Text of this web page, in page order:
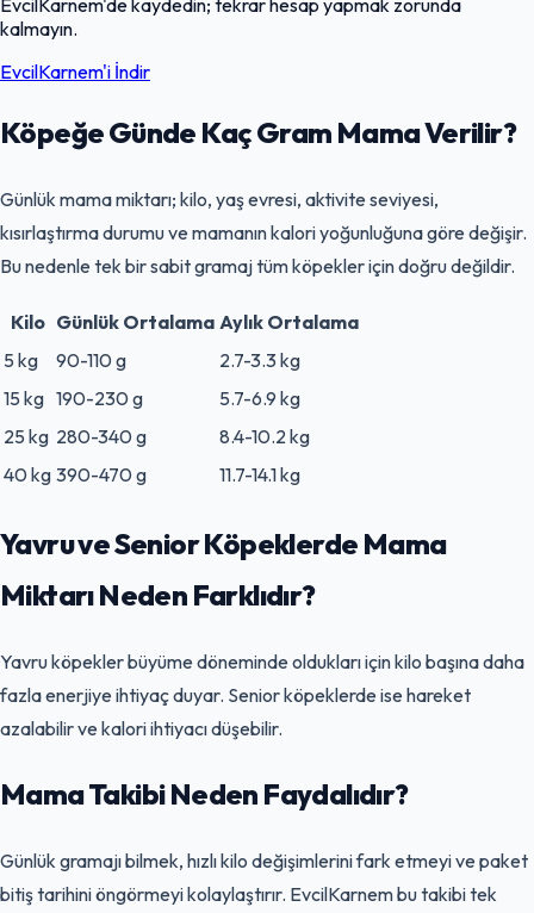
EvcilKarnem'de kaydedin; tekrar hesap yapmak zorunda
kalmayın.
EvcilKarnem'i İndir
Köpeğe Günde Kaç Gram Mama Verilir?
Günlük mama miktarı; kilo, yaş evresi, aktivite seviyesi,
kısırlaştırma durumu ve mamanın kalori yoğunluğuna göre değişir.
Bu nedenle tek bir sabit gramaj tüm köpekler için doğru değildir.
Kilo Günlük Ortalama Aylık Ortalama
5 kg
90-110 g
2.7-3.3 kg
15 kg 190-230 g
5.7-6.9 kg
25 kg 280-340 g
8.4-10.2 kg
40 kg 390-470 g 11.7-14.1 kg
Yavru ve Senior Köpeklerde Mama
Miktarı Neden Farklıdır?
Yavru köpekler büyüme döneminde oldukları için kilo başına daha
fazla enerjiye ihtiyaç duyar. Senior köpeklerde ise hareket
azalabilir ve kalori ihtiyacı düşebilir.
Mama Takibi Neden Faydalıdır?
Günlük gramajı bilmek, hızlı kilo değişimlerini fark etmeyi ve paket
bitiş tarihini öngörmeyi kolaylaştırır. EvcilKarnem bu takibi tek